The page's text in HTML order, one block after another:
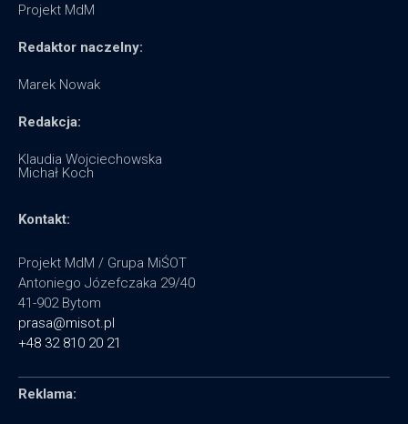
Projekt MdM
Redaktor naczelny:
Marek Nowak
Redakcja:
Klaudia Wojciechowska
Michał Koch
Kontakt:
Projekt MdM / Grupa MiŚOT
Antoniego Józefczaka 29/40
41-902 Bytom
prasa@misot.pl
+48 32 810 20 21
Reklama: